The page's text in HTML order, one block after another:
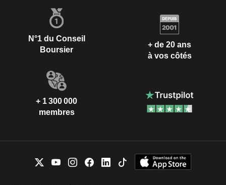
N°1 du Conseil
Boursier
+ de 20 ans
à vos côtés
+ 1 300 000
membres